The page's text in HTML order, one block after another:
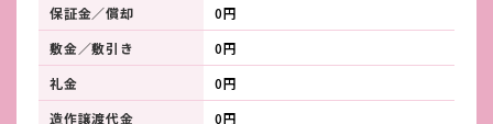
保証金／償却
0円
敷金／敷引き
0円
礼金
0円
造作譲渡代金
0円